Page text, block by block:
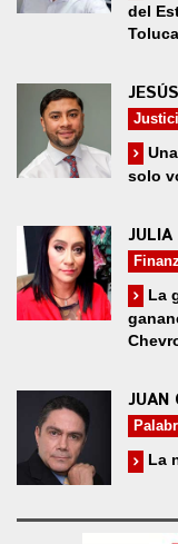
del
solo
JULIA
La
JUAN
La